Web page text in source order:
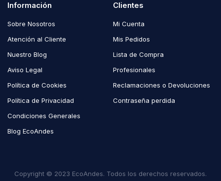
Información
Sobre Nosotros
Atención al Cliente
Nuestro Blog
Aviso Legal
Política de Cookies
Política de Privacidad
Condiciones Generales
Blog EcoAndes
Clientes
Mi Cuenta
Mis Pedidos
Lista de Compra
Profesionales
Reclamaciones o Devoluciones
Contraseña perdida
Copyright © 2023 EcoAndes. Todos los derechos reservados.